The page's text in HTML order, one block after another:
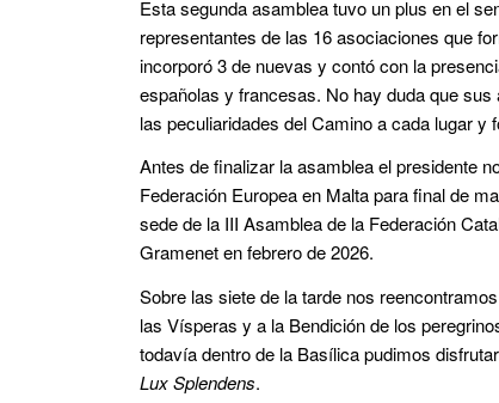
Esta segunda asamblea tuvo un plus en el
representantes de las 16 asociaciones que
incorporó 3 de nuevas y contó con la
españolas y francesas. No hay duda que
las peculiaridades del Camino a cada lugar y
Antes de finalizar la asamblea el presidente
Federación Europea en Malta para final de
sede de la III Asamblea de la Federación
Gramenet en febrero de 2026.
Sobre las siete de la tarde nos
las Vísperas y a la Bendición de los
todavía dentro de la Basílica pudimos
Lux Splendens.